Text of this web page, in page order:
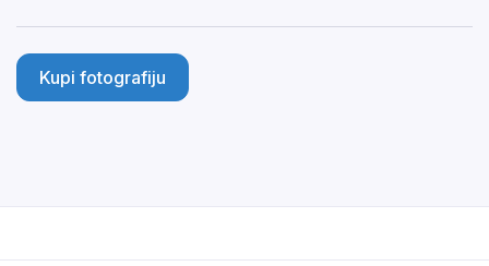
Kupi fotografiju